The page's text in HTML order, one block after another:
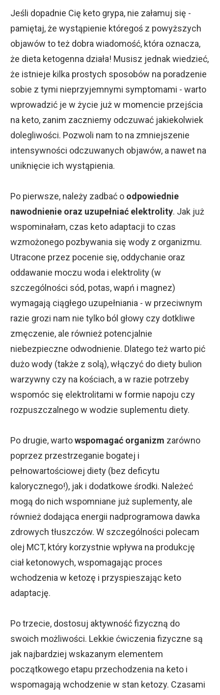
Jeśli dopadnie Cię keto grypa, nie załamuj się -
pamiętaj, że wystąpienie któregoś z powyższych
objawów to też dobra wiadomość, która oznacza,
że dieta ketogenna działa! Musisz jednak wiedzieć,
że istnieje kilka prostych sposobów na poradzenie
sobie z tymi nieprzyjemnymi symptomami - warto
wprowadzić je w życie już w momencie przejścia
na keto, zanim zaczniemy odczuwać jakiekolwiek
dolegliwości. Pozwoli nam to na zmniejszenie
intensywności odczuwanych objawów, a nawet na
uniknięcie ich wystąpienia.
Po pierwsze, należy zadbać o odpowiednie
nawodnienie oraz uzupełniać elektrolity. Jak już
wspominałam, czas keto adaptacji to czas
wzmożonego pozbywania się wody z organizmu.
Utracone przez pocenie się, oddychanie oraz
oddawanie moczu woda i elektrolity (w
szczególności sód, potas, wapń i magnez)
wymagają ciągłego uzupełniania - w przeciwnym
razie grozi nam nie tylko ból głowy czy dotkliwe
zmęczenie, ale również potencjalnie
niebezpieczne odwodnienie. Dlatego też warto pić
dużo wody (także z solą), włączyć do diety bulion
warzywny czy na kościach, a w razie potrzeby
wspomóc się elektrolitami w formie napoju czy
rozpuszczalnego w wodzie suplementu diety.
Po drugie, wartowspomagać organizm zarówno
poprzez przestrzeganie bogatej i
pełnowartościowej diety (bez deficytu
kalorycznego!), jak i dodatkowe środki. Należeć
mogą do nich wspomniane już suplementy, ale
również dodająca energii nadprogramowa dawka
zdrowych tłuszczów. W szczególności polecam
olej MCT, który korzystnie wpływa na produkcję
ciał ketonowych, wspomagając proces
wchodzenia w ketozę i przyspieszając keto
adaptację.
Po trzecie, dostosuj aktywność fizyczną do
swoich możliwości. Lekkie ćwiczenia fizyczne są
jak najbardziej wskazanym elementem
początkowego etapu przechodzenia na keto i
wspomagają wchodzenie w stan ketozy. Czasami